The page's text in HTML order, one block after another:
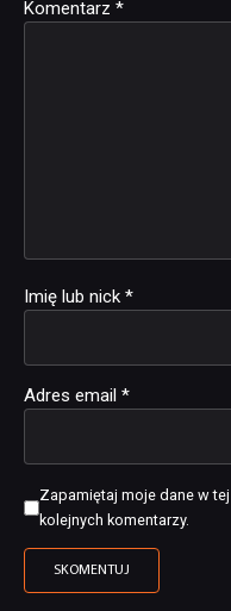
Komentarz *
Imię lub nick *
Adres email *
Zapamiętaj moje dane w
kolejnych komentarzy.
Alternative: